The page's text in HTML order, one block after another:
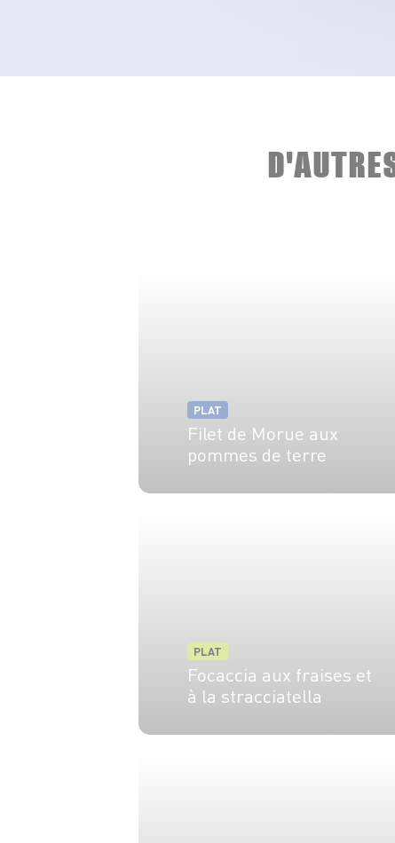
PLAT
Filet de Morue aux
pommes de terre
PLAT
Focaccia aux fraises et
à la stracciatella